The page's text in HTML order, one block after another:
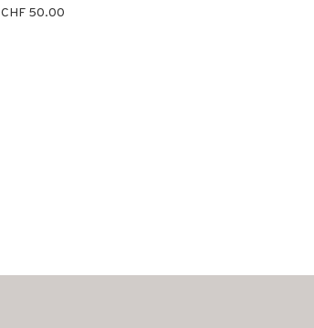
CHF 50.00